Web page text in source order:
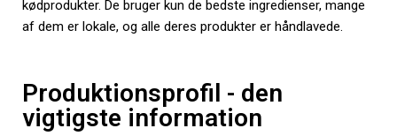
kødprodukter. De bruger kun de bedste ingredienser, mange
af dem er lokale, og alle deres produkter er håndlavede.
Produktionsprofil - den
vigtigste information